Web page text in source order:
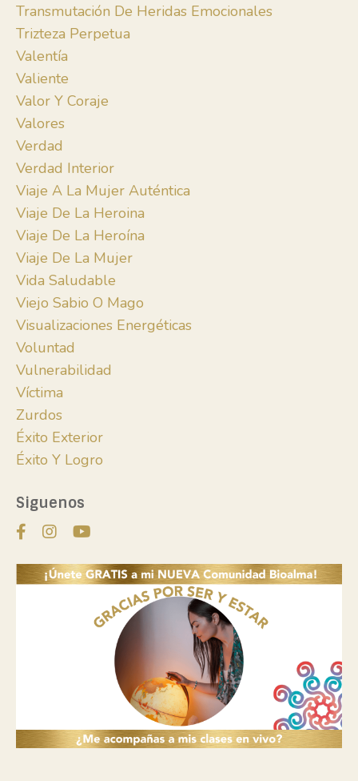
Transmutación De Heridas Emocionales
Trizteza Perpetua
Valentía
Valiente
Valor Y Coraje
Valores
Verdad
Verdad Interior
Viaje A La Mujer Auténtica
Viaje De La Heroina
Viaje De La Heroína
Viaje De La Mujer
Vida Saludable
Viejo Sabio O Mago
Visualizaciones Energéticas
Voluntad
Vulnerabilidad
Víctima
Zurdos
Éxito Exterior
Éxito Y Logro
Siguenos